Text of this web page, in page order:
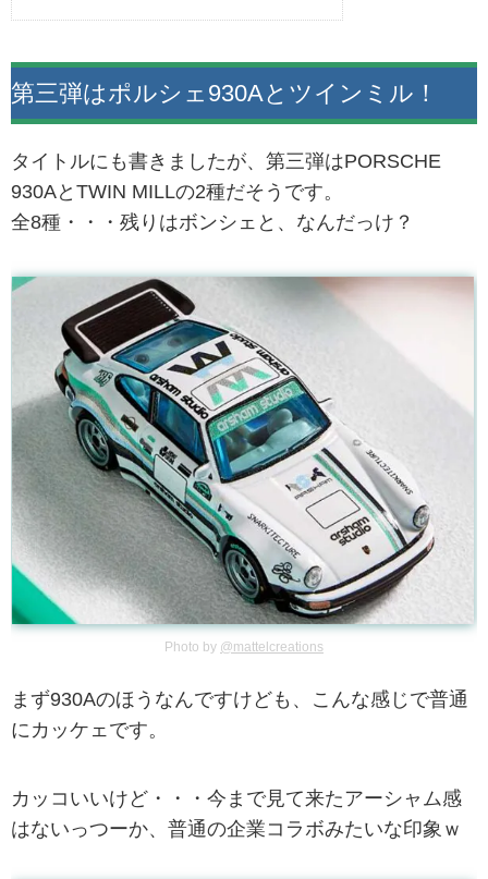
第三弾はポルシェ930Aとツインミル！
タイトルにも書きましたが、第三弾はPORSCHE
930AとTWIN MILLの2種だそうです。
全8種・・・残りはボンシェと、なんだっけ？
Photo by @mattelcreations
まず930Aのほうなんですけども、こんな感じで普通
にカッケェです。
カッコいいけど・・・今まで見て来たアーシャム感
はないっつーか、普通の企業コラボみたいな印象ｗ